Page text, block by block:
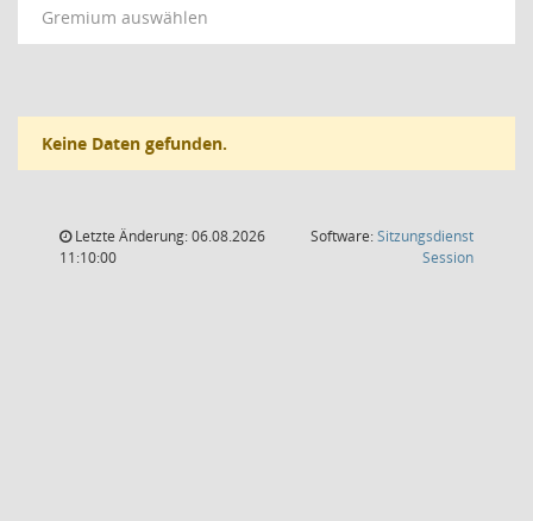
Gremium auswählen
Keine Daten gefunden.
Letzte Änderung: 06.08.2026
11:10:00
Software:Sitzungsdienst
Session(Wird in